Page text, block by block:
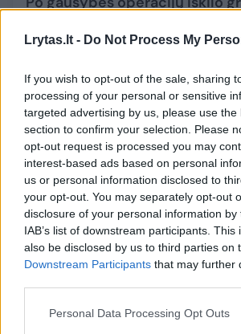
Lrytas.lt - Do Not Process My
If you wish to opt-out of the sale, sharing
processing of your personal or sensitive
targeted advertising by us, please use the
section to confirm your selection. Please
opt-out request is processed you may
interest-based ads based on personal
us or personal information disclosed to
your opt-out. You may separately opt-out
disclosure of your personal information
IAB’s list of downstream participants.
also be disclosed by us to third parties on
Downstream Participants that may further
Personal Data Processing Opt Outs
Žmonės 2019-10-07
Lietuviškasis Kenas ryžosi dar